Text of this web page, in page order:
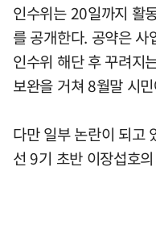
인수위는 20일까지 활
를 공개한다. 공약은
인수위 해단 후 꾸려지
보완을 거쳐 8월말 시
다만 일부 논란이 되고
선 9기 초반 이장섭호